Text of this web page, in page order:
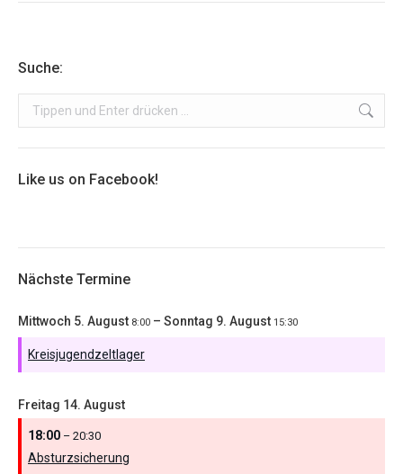
Suche:
Search:
Like us on Facebook!
Nächste Termine
Mittwoch 5. August 8:00 – Sonntag 9. August 15:30
Kreisjugendzeltlager
Freitag 14. August
18:00 – 20:30
Absturzsicherung